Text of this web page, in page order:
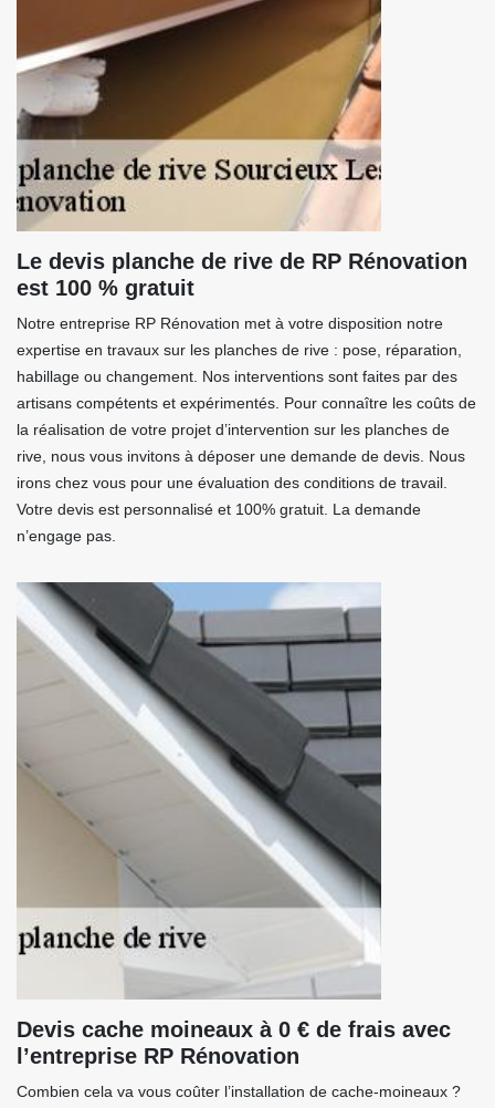
Le devis planche de rive de RP Rénovation
est 100 % gratuit
Notre entreprise RP Rénovation met à votre disposition notre
expertise en travaux sur les planches de rive : pose, réparation,
habillage ou changement. Nos interventions sont faites par des
artisans compétents et expérimentés. Pour connaître les coûts de
la réalisation de votre projet d’intervention sur les planches de
rive, nous vous invitons à déposer une demande de devis. Nous
irons chez vous pour une évaluation des conditions de travail.
Votre devis est personnalisé et 100% gratuit. La demande
n’engage pas.
Devis cache moineaux à 0 € de frais avec
l’entreprise RP Rénovation
Combien cela va vous coûter l’installation de cache-moineaux ?